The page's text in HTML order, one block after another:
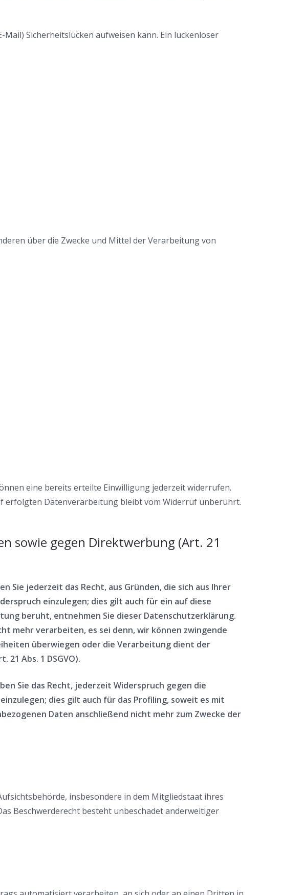
Sicherheitslücken aufweisen kann. Ein lückenloser
über die Zwecke und Mittel der Verarbeitung von
eine bereits erteilte Einwilligung jederzeit widerrufen.
erfolgten Datenverarbeitung bleibt vom Widerruf unberührt.
sowie gegen Direktwerbung (Art. 21
Sie jederzeit das Recht, aus Gründen, die sich aus Ihrer
einzulegen; dies gilt auch für ein auf diese
beruht, entnehmen Sie dieser Datenschutzerklärung.
mehr verarbeiten, es sei denn, wir können zwingende
überwiegen oder die Verarbeitung dient der
Abs. 1 DSGVO).
Sie das Recht, jederzeit Widerspruch gegen die
dies gilt auch für das Profiling, soweit es mit
Daten anschließend nicht mehr zum Zwecke der
insbesondere in dem Mitgliedstaat ihres
Beschwerderecht besteht unbeschadet anderweitiger